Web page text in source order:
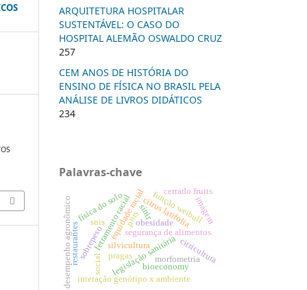
ARQUITETURA HOSPITALAR
SUSTENTÁVEL: O CASO DO
HOSPITAL ALEMÃO OSWALDO CRUZ
257
CEM ANOS DE HISTÓRIA DO
ENSINO DE FÍSICA NO BRASIL PELA
ANÁLISE DE LIVROS DIDÁTICOS
234
Palavras-chave
equidade racial
letramento racialsegurança de alimentos.
legislação sanitária
citrus latifolia
citricultura
interação genótipo x ambiente
desempenho agronômico pragas morfometria
função weibull
silvicultura
sobrepeso
obesidade
física do solo
bioeconomy
cerrado fruits
pnrs
snis
sinir imagem
social
restaurantes